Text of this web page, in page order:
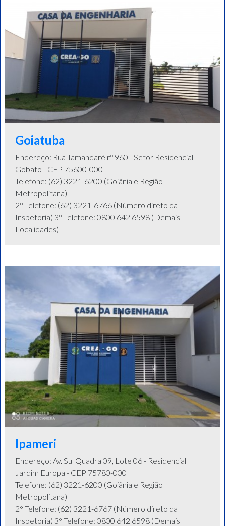
Goiatuba
Endereço: Rua Tamandaré nº 960 - Setor Residencial
Gobato - CEP 75600-000
Telefone: (62) 3221-6200 (Goiânia e Região
Metropolitana)
2° Telefone: (62) 3221-6766 (Número direto da
Inspetoria) 3° Telefone: 0800 642 6598 (Demais
Localidades)
Ipameri
Endereço: Av. Sul Quadra 09, Lote 06 - Residencial
Jardim Europa - CEP 75780-000
Telefone: (62) 3221-6200 (Goiânia e Região
Metropolitana)
2° Telefone: (62) 3221-6767 (Número direto da
Inspetoria) 3° Telefone: 0800 642 6598 (Demais